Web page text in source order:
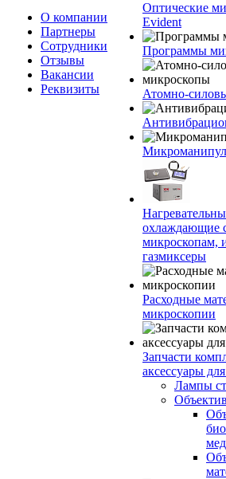
О компании
Партнеры
Сотрудники
Отзывы
Вакансии
Реквизиты
Оптические
Evident
Программы
Атомно-
охлаждающие
микроскопам,
газмиксеры
Расходные
микроскопии
Запчасти
аксессуары
Лампы